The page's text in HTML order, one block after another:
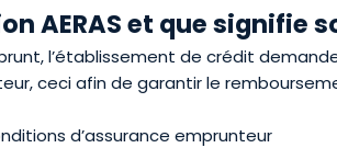
AERAS et que signifie
l’établissement de crédit
ceci afin de garantir le
d’assurance emprunteur